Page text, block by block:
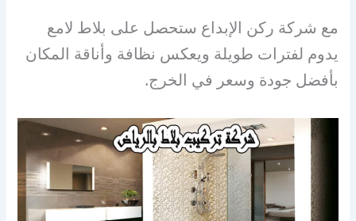
مع شركة ركن الإبداع ستحصل على بلاط لامع
يدوم لفترات طويلة ويعكس نظافة وأناقة المكان
بأفضل جودة وسعر في الخرج.